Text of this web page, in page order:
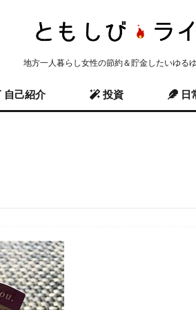
地方一人暮らし女性の節約＆貯金したいゆるゆ
自己紹介 投資 日